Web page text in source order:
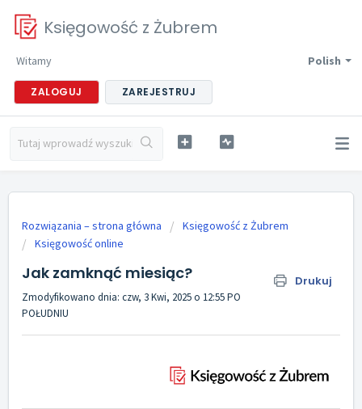
Księgowość z Żubrem
Polish
Witamy
ZALOGUJ ZAREJESTRUJ
Rozwiązania – strona główna
Księgowość z Żubrem
Księgowość online
Jak zamknąć miesiąc? Drukuj
Zmodyfikowano dnia: czw, 3 Kwi, 2025 o 12:55 PO
POŁUDNIU